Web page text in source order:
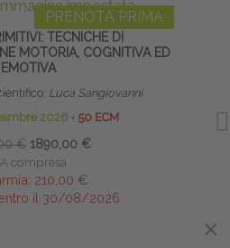
PRENOTA PRIMA
TECNICHE DI
MOTORIA, COGNITIVA ED
EMOTIVA
Luca Sangiovanni
2026 ∙ 50 ECM
€ 1890,00 €
compresa
210,00 €
il 30/08/2026
×
×